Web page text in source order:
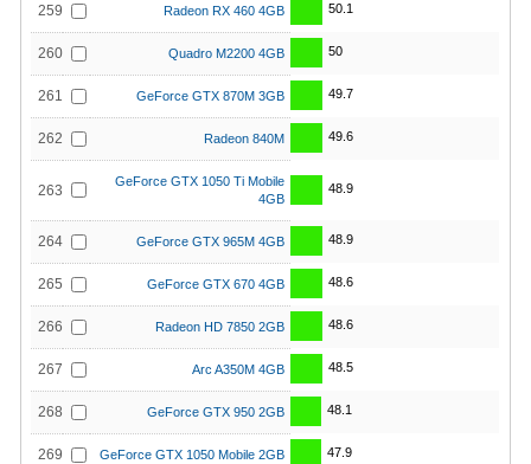
259 Radeon RX 460 4GB 50.1
260 Quadro M2200 4GB 50
261 GeForce GTX 870M 3GB 49.7
262 Radeon 840M 49.6
263
GeForce GTX 1050 Ti Mobile
4GB
48.9
264 GeForce GTX 965M 4GB 48.9
265 GeForce GTX 670 4GB 48.6
266 Radeon HD 7850 2GB 48.6
267 Arc A350M 4GB 48.5
268 GeForce GTX 950 2GB 48.1
269 GeForce GTX 1050 Mobile 2GB 47.9